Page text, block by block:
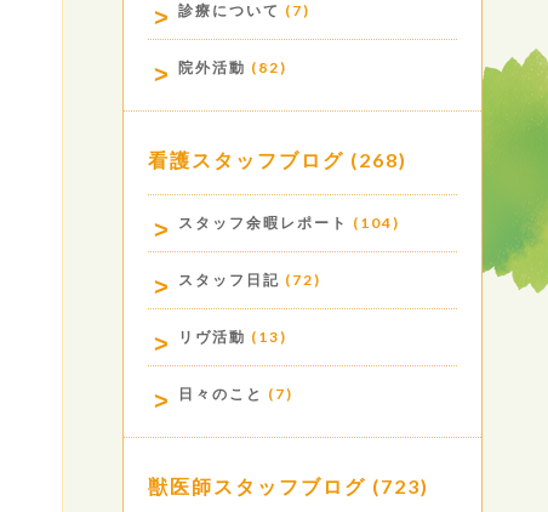
診療について (7)
院外活動 (82)
看護スタッフブログ (268)
スタッフ余暇レポート (104)
スタッフ日記 (72)
リヴ活動 (13)
日々のこと (7)
獣医師スタッフブログ (723)